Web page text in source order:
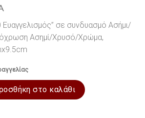
Ευαγγελισμός” σε συνδυασμό Ασήμι/
Ασημί/Χρυσό/Χρώμα,
7.5x9.5cm ποσότητα
στο καλάθι